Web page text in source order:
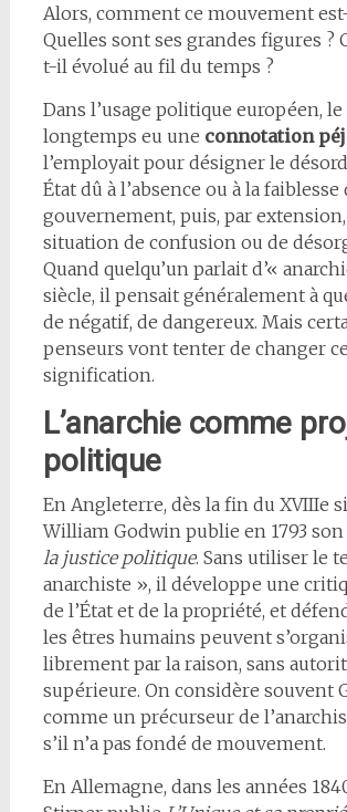
Alors, comment ce mouvement
Quelles sont ses grandes figures ?
t-il évolué au fil du temps ?
Dans l’usage politique européen,
longtemps eu une connotation
l’employait pour désigner le
État dû à l’absence ou à la faiblesse
gouvernement, puis, par
situation de confusion ou de
Quand quelqu’un parlait d’«
siècle, il pensait généralement à
de négatif, de dangereux. Mais
penseurs vont tenter de changer
signification.
L’anarchie comme
politique
En Angleterre, dès la fin du XVIIIe
William Godwin publie en 1793 son
la justice politique. Sans utiliser le
anarchiste », il développe une
de l’État et de la propriété, et
les êtres humains peuvent
librement par la raison, sans
supérieure. On considère souvent
comme un précurseur de
s’il n’a pas fondé de mouvement.
En Allemagne, dans les années